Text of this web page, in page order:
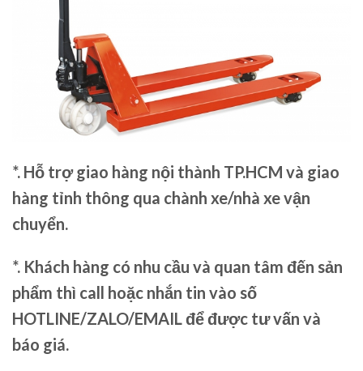
*. Hỗ trợ giao hàng nội thành TP.HCM và giao
hàng tỉnh thông qua chành xe/nhà xe vận
chuyển.
*. Khách hàng có nhu cầu và quan tâm đến sản
phẩm thì call hoặc nhắn tin vào số
HOTLINE/ZALO/EMAIL để được tư vấn và
báo giá.